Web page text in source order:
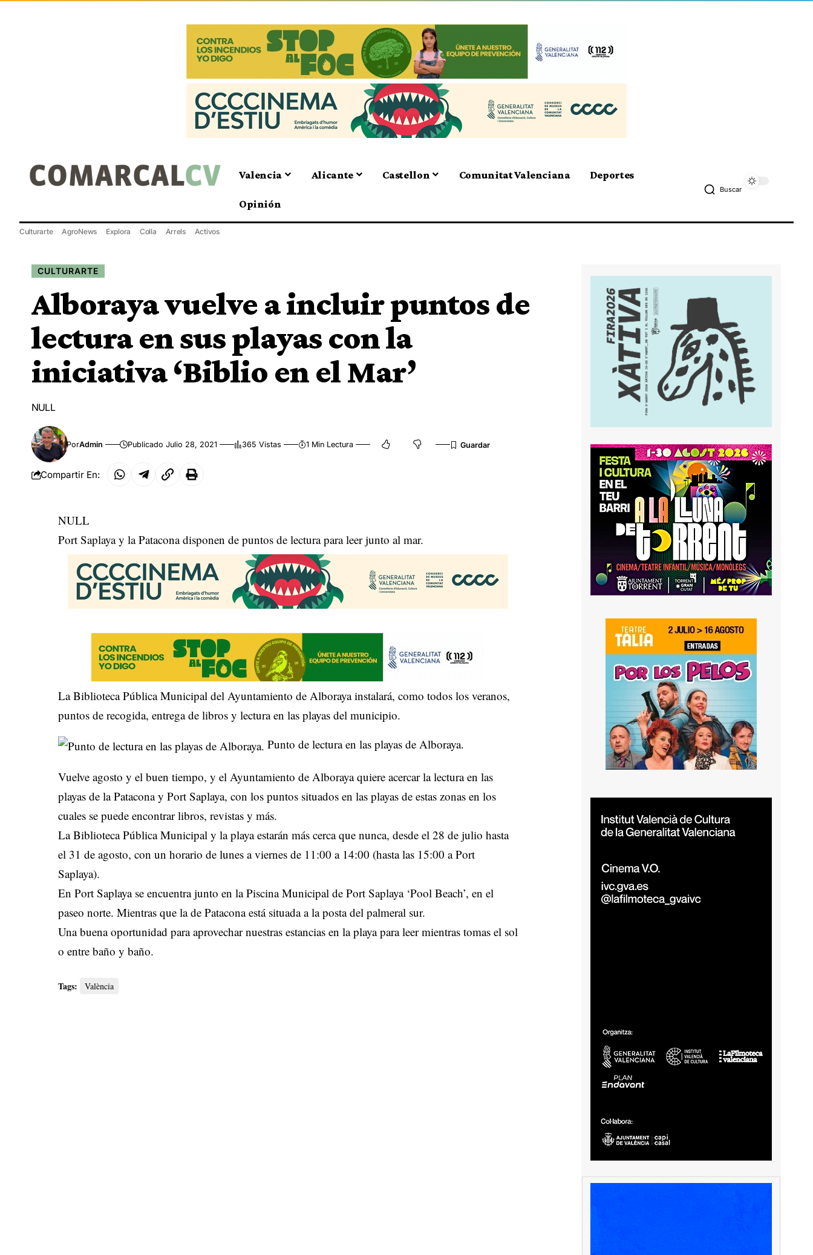
Valencia Alicante Castellon Comunitat Valenciana Deportes
Opinión
Buscar
Culturarte AgroNews Explora Colla Arrels Activos
CULTURARTE
Alboraya vuelve a incluir puntos de
lectura en sus playas con la
iniciativa ‘Biblio en el Mar’
NULL
PorAdmin Publicado Julio 28, 2021 365 Vistas 1 Min Lectura
Compartir En:
NULL
Port Saplaya y la Patacona disponen de puntos de lectura para leer junto al mar.
La Biblioteca Pública Municipal del Ayuntamiento de Alboraya instalará, como todos los veranos,
puntos de recogida, entrega de libros y lectura en las playas del municipio.
Punto de lectura en las playas de Alboraya.
Vuelve agosto y el buen tiempo, y el Ayuntamiento de Alboraya quiere acercar la lectura en las
playas de la Patacona y Port Saplaya, con los puntos situados en las playas de estas zonas en los
cuales se puede encontrar libros, revistas y más.
La Biblioteca Pública Municipal y la playa estarán más cerca que nunca, desde el 28 de julio hasta
el 31 de agosto, con un horario de lunes a viernes de 11:00 a 14:00 (hasta las 15:00 a Port
Saplaya).
En Port Saplaya se encuentra junto en la Piscina Municipal de Port Saplaya ‘Pool Beach’, en el
paseo norte. Mientras que la de Patacona está situada a la posta del palmeral sur.
Una buena oportunidad para aprovechar nuestras estancias en la playa para leer mientras tomas el sol
o entre baño y baño.
Tags: València